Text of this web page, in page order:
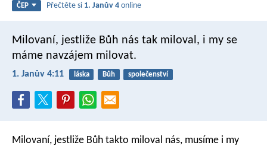
ČEP Přečtěte si 1. Janův 4 online
Milovaní, jestliže Bůh nás tak miloval, i my se
máme navzájem milovat.
1. Janův 4:11 láska Bůh společenství
Milovaní, jestliže Bůh takto miloval nás, musíme i my